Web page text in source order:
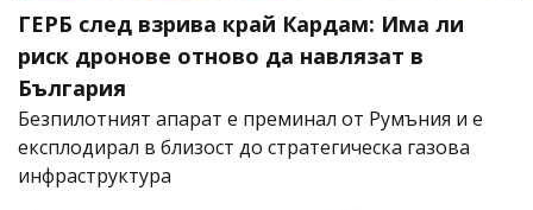
ГЕРБ след взрива край Кардам: Има ли
риск дронове отново да навлязат в
България
Безпилотният апарат е преминал от Румъния и е
експлодирал в близост до стратегическа газова
инфраструктура